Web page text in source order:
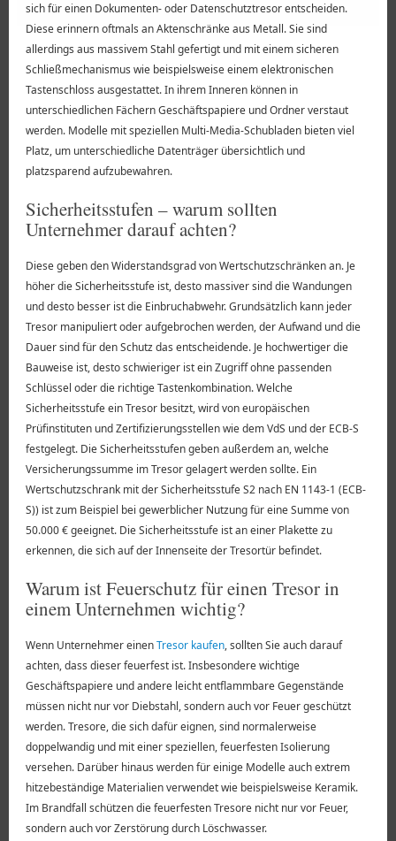
sich für einen Dokumenten- oder Datenschutztresor entscheiden.
Diese erinnern oftmals an Aktenschränke aus Metall. Sie sind
allerdings aus massivem Stahl gefertigt und mit einem sicheren
Schließmechanismus wie beispielsweise einem elektronischen
Tastenschloss ausgestattet. In ihrem Inneren können in
unterschiedlichen Fächern Geschäftspapiere und Ordner verstaut
werden. Modelle mit speziellen Multi-Media-Schubladen bieten viel
Platz, um unterschiedliche Datenträger übersichtlich und
platzsparend aufzubewahren.
Sicherheitsstufen – warum sollten
Unternehmer darauf achten?
Diese geben den Widerstandsgrad von Wertschutzschränken an. Je
höher die Sicherheitsstufe ist, desto massiver sind die Wandungen
und desto besser ist die Einbruchabwehr. Grundsätzlich kann jeder
Tresor manipuliert oder aufgebrochen werden, der Aufwand und die
Dauer sind für den Schutz das entscheidende. Je hochwertiger die
Bauweise ist, desto schwieriger ist ein Zugriff ohne passenden
Schlüssel oder die richtige Tastenkombination. Welche
Sicherheitsstufe ein Tresor besitzt, wird von europäischen
Prüfinstituten und Zertifizierungsstellen wie dem VdS und der ECB-S
festgelegt. Die Sicherheitsstufen geben außerdem an, welche
Versicherungssumme im Tresor gelagert werden sollte. Ein
Wertschutzschrank mit der Sicherheitsstufe S2 nach EN 1143-1 (ECB-
S)) ist zum Beispiel bei gewerblicher Nutzung für eine Summe von
50.000 € geeignet. Die Sicherheitsstufe ist an einer Plakette zu
erkennen, die sich auf der Innenseite der Tresortür befindet.
Warum ist Feuerschutz für einen Tresor in
einem Unternehmen wichtig?
Wenn Unternehmer einenTresor kaufen, sollten Sie auch darauf
achten, dass dieser feuerfest ist. Insbesondere wichtige
Geschäftspapiere und andere leicht entflammbare Gegenstände
müssen nicht nur vor Diebstahl, sondern auch vor Feuer geschützt
werden. Tresore, die sich dafür eignen, sind normalerweise
doppelwandig und mit einer speziellen, feuerfesten Isolierung
versehen. Darüber hinaus werden für einige Modelle auch extrem
hitzebeständige Materialien verwendet wie beispielsweise Keramik.
Im Brandfall schützen die feuerfesten Tresore nicht nur vor Feuer,
sondern auch vor Zerstörung durch Löschwasser.